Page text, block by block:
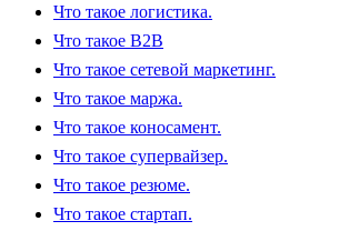
Что такое логистика.
Что такое B2B
Что такое сетевой маркетинг.
Что такое маржа.
Что такое коносамент.
Что такое супервайзер.
Что такое резюме.
Что такое стартап.